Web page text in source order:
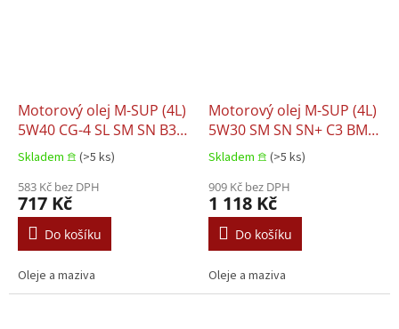
Motorový olej M-SUP (4L)
5W40 CG-4 SL SM SN B3-
16 B4
Skladem 𖠿 (>5 ks)
583 Kč bez DPH
717 Kč
Do košíku
Oleje a maziva
Motorový olej M-SUP (4L)
5W30 SM SN SN+ C3 BMW
LL-04 MB 229.31 MB
229.51 MB 229.52
Skladem 𖠿 (>5 ks)
909 Kč bez DPH
1 118 Kč
Do košíku
Oleje a maziva